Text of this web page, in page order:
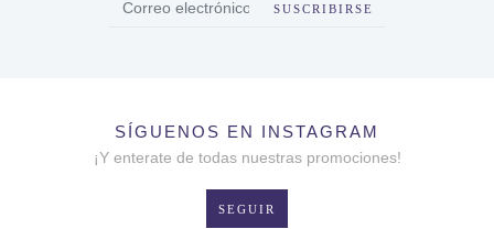
SUSCRIBIRSE
SÍGUENOS EN INSTAGRAM
¡Y enterate de todas nuestras promociones!
SEGUIR